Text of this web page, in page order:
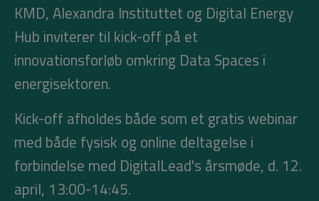
KMD, Alexandra Instituttet og Digital Energy
Hub inviterer til kick-off på et
innovationsforløb omkring Data Spaces i
energisektoren.
Kick-off afholdes både som et gratis webinar
med både fysisk og online deltagelse i
forbindelse med DigitalLead's årsmøde, d. 12.
april, 13:00-14:45.